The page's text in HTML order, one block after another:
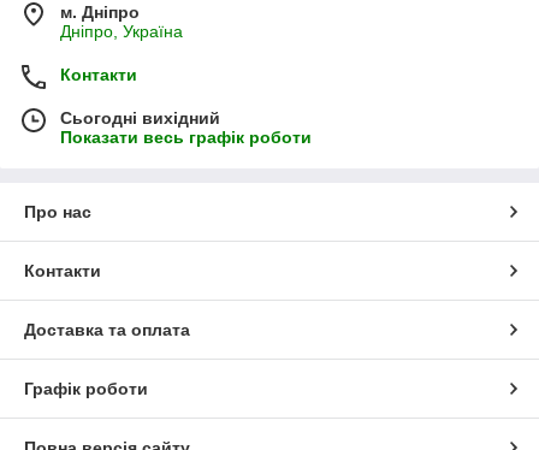
м. Дніпро
Дніпро, Україна
Контакти
Сьогодні вихідний
Показати весь графік роботи
Про нас
Контакти
Доставка та оплата
Графік роботи